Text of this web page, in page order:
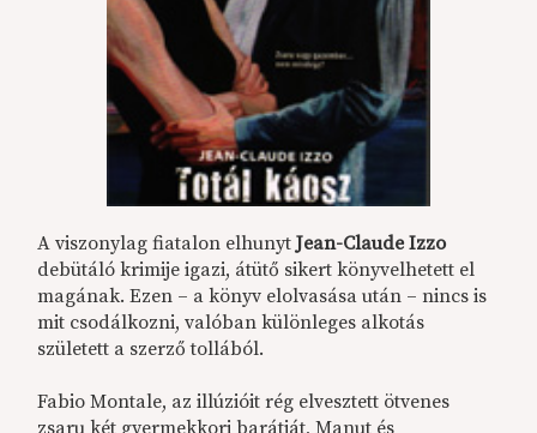
A viszonylag fiatalon elhunytJean-Claude Izzo
debütáló krimije igazi, átütő sikert könyvelhetett el
magának. Ezen – a könyv elolvasása után – nincs is
mit csodálkozni, valóban különleges alkotás
született a szerző tollából.
Fabio Montale, az illúzióit rég elvesztett ötvenes
zsaru két gyermekkori barátját, Manut és